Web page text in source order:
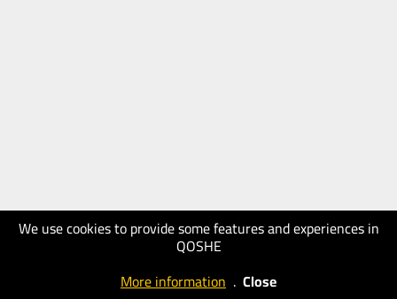
We use cookies to provide some features and experiences in
QOSHE
More information . Close